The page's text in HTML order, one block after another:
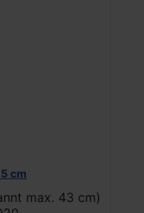
cm
max. 43 cm)